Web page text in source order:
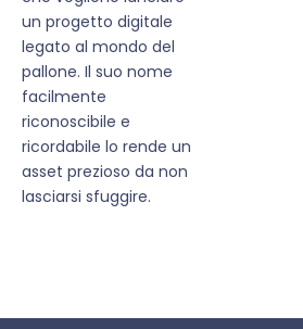
un progetto digitale
legato al mondo del
pallone. Il suo nome
facilmente
riconoscibile e
ricordabile lo rende un
asset prezioso da non
lasciarsi sfuggire.